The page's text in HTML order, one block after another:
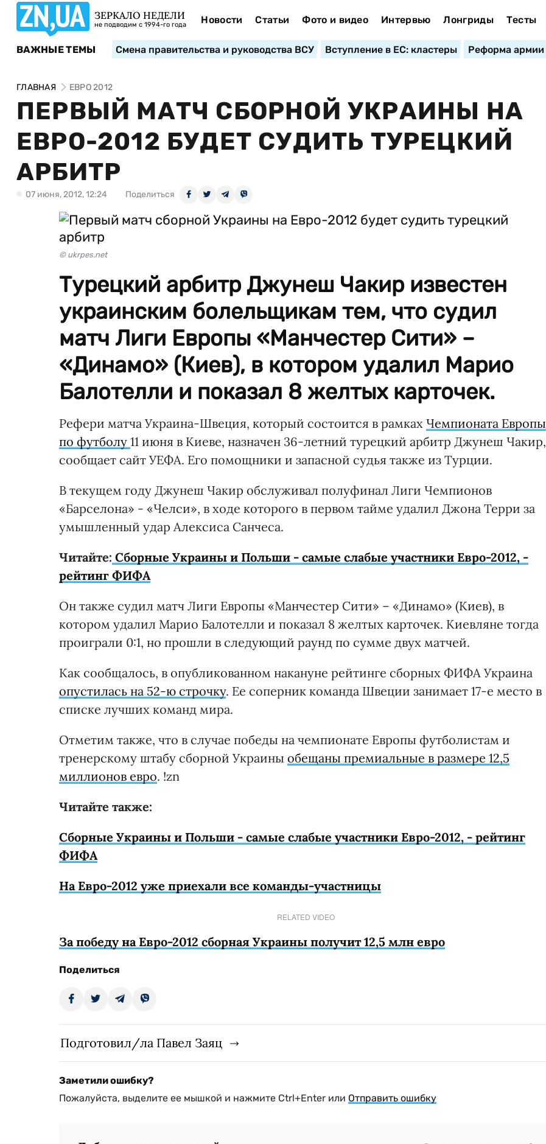
ЗЕРКАЛО НЕДЕЛИ
не подводим с 1994-го года Новости Статьи Фото и видео Интервью Лонгриды Тесты
ВАЖНЫЕ ТЕМЫ Смена правительства и руководства ВСУ Вступление в ЕС: кластеры Реформа армии
ГЛАВНАЯ ЕВРО 2012
ПЕРВЫЙ МАТЧ СБОРНОЙ УКРАИНЫ НА
ЕВРО-2012 БУДЕТ СУДИТЬ ТУРЕЦКИЙ
АРБИТР
07 июня, 2012, 12:24 Поделиться
© ukrpes.net
Турецкий арбитр Джунеш Чакир известен
украинским болельщикам тем, что судил
матч Лиги Европы «Манчестер Сити» –
«Динамо» (Киев), в котором удалил Марио
Балотелли и показал 8 желтых карточек.
Рефери матча Украина-Швеция, который состоится в рамках Чемпионата Европы
по футболу 11 июня в Киеве, назначен 36-летний турецкий арбитр Джунеш Чакир,
сообщает сайт УЕФА. Его помощники и запасной судья также из Турции.
В текущем году Джунеш Чакир обслуживал полуфинал Лиги Чемпионов
«Барселона» - «Челси», в ходе которого в первом тайме удалил Джона Терри за
умышленный удар Алексиса Санчеса.
Читайте: Сборные Украины и Польши - самые слабые участники Евро-2012, -
рейтинг ФИФА
Он также судил матч Лиги Европы «Манчестер Сити» – «Динамо» (Киев), в
котором удалил Марио Балотелли и показал 8 желтых карточек. Киевляне тогда
проиграли 0:1, но прошли в следующий раунд по сумме двух матчей.
Как сообщалось, в опубликованном накануне рейтинге сборных ФИФА Украина
опустилась на 52-ю строчку. Ее соперник команда Швеции занимает 17-е место в
списке лучших команд мира.
Отметим также, что в случае победы на чемпионате Европы футболистам и
тренерскому штабу сборной Украины обещаны премиальные в размере 12,5
миллионов евро. !zn
Читайте также:
Сборные Украины и Польши - самые слабые участники Евро-2012, - рейтинг
ФИФА
На Евро-2012 уже приехали все команды-участницы
RELATED VIDEO
За победу на Евро-2012 сборная Украины получит 12,5 млн евро
Поделиться
Подготовил/ла Павел Заяц
Заметили ошибку?
Пожалуйста, выделите ее мышкой и нажмите Ctrl+Enter или Отправить ошибку